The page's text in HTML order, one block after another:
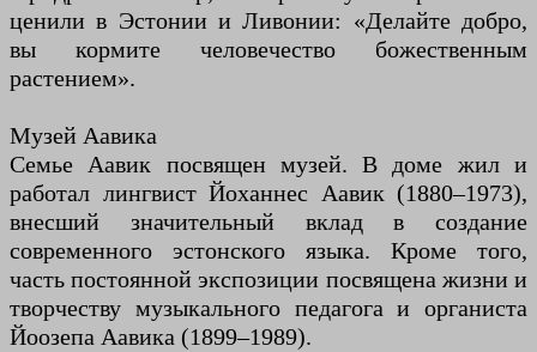
ценили в Эстонии и Ливонии: «Делайте добро,
вы кормите человечество божественным
растением».
Музей Аавика
Семье Аавик посвящен музей. В доме жил и
работал лингвист Йоханнес Аавик (1880–1973),
внесший значительный вклад в создание
современного эстонского языка. Кроме того,
часть постоянной экспозиции посвящена жизни и
творчеству музыкального педагога и органиста
Йоозепа Аавика (1899–1989).